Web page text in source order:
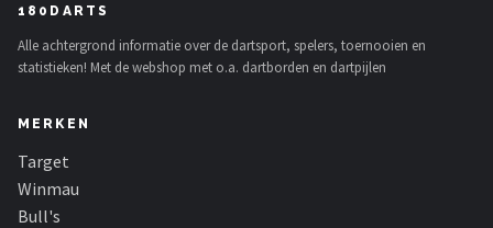
180DARTS
Alle achtergrond informatie over de dartsport, spelers, toernooien en
statistieken! Met de webshop met o.a. dartborden en dartpijlen
MERKEN
Target
Winmau
Bull's